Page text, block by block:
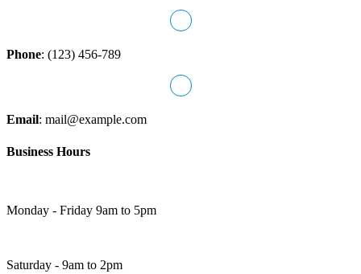
Phone: (123) 456-789
Email: mail@example.com
Business Hours
Monday - Friday 9am to 5pm
Saturday - 9am to 2pm